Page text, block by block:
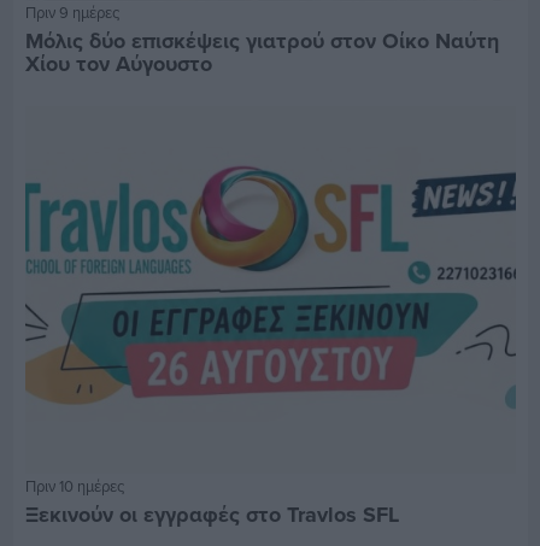
Πριν 9 ημέρες
Μόλις δύο επισκέψεις γιατρού στον Οίκο Ναύτη
Χίου τον Αύγουστο
Πριν 10 ημέρες
Ξεκινούν οι εγγραφές στο Travlos SFL